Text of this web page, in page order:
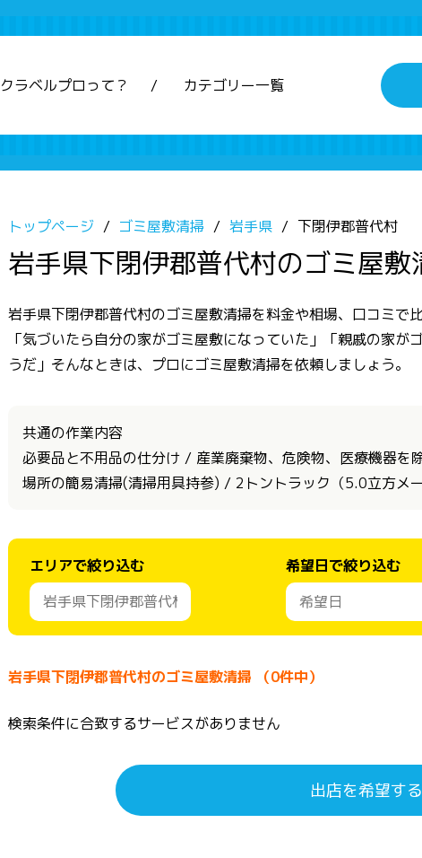
クラベルプロって？ カテゴリー一覧
トップページ ゴミ屋敷清掃 岩手県 下閉伊郡普代村
岩手県下閉伊郡普代村のゴミ屋敷
岩手県下閉伊郡普代村のゴミ屋敷清掃を料金や相場、口コミで
「気づいたら自分の家がゴミ屋敷になっていた」「親戚の家
うだ」そんなときは、プロにゴミ屋敷清掃を依頼しましょう。
共通の作業内容
必要品と不用品の仕分け / 産業廃棄物、危険物、医療機器
場所の簡易清掃(清掃用具持参) / 2トントラック（5.0立方メ
エリアで絞り込む
希望日で絞り込む
岩手県下閉伊郡普代村のゴミ屋敷清掃 （0件中）
検索条件に合致するサービスがありません
出店を希望する